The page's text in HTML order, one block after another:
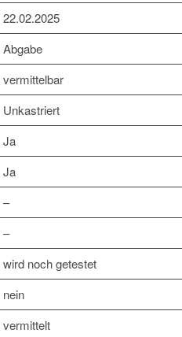
22.02.2025
Abgabe
vermittelbar
Unkastriert
Ja
Ja
–
–
wird noch getestet
nein
vermittelt